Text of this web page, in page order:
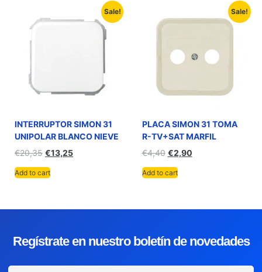
Sale!
INTERRUPTOR SIMON 31
UNIPOLAR BLANCO NIEVE
€20,35 €13,25
Add to cart
Sale!
PLACA SIMON 31 TOMA
R-TV+SAT MARFIL
€4,40 €2,90
Add to cart
Regístrate en nuestro boletín de novedades